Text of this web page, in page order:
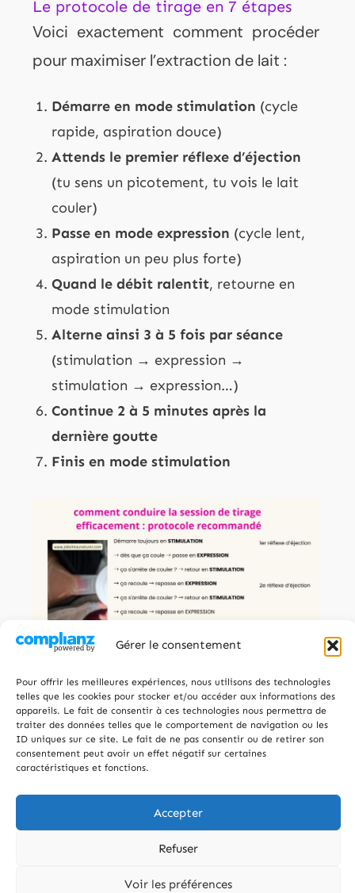
Gérer le consentement
Pour offrir les meilleures expériences, nous utilisons des technologies
telles que les cookies pour stocker et/ou accéder aux informations des
appareils. Le fait de consentir à ces technologies nous permettra de
traiter des données telles que le comportement de navigation ou les
ID uniques sur ce site. Le fait de ne pas consentir ou de retirer son
consentement peut avoir un effet négatif sur certaines
caractéristiques et fonctions.
Accepter
Refuser
Voir les préférences
Le protocole de tirage en 7 étapes
Voici exactement comment procéder
pour maximiser l’extraction de lait :
Démarre en mode stimulation (cycle
rapide, aspiration douce)
Attends le premier réflexe d’éjection
(tu sens un picotement, tu vois le lait
couler)
Passe en mode expression (cycle lent,
aspiration un peu plus forte)
Quand le débit ralentit, retourne en
mode stimulation
Alterne ainsi 3 à 5 fois par séance
(stimulation → expression →
stimulation → expression…)
Continue 2 à 5 minutes après la
dernière goutte
Finis en mode stimulation
Comment avoir plus de
réflexes d'éjection ?
En bref :Massele sein avant et
pendant le tirage,garde bébé
contre toi ou près de toi pour
activer tes 5 sens, et
du tire-lait dès que le